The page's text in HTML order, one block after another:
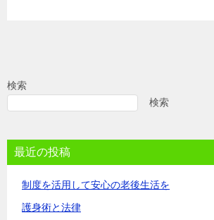
検索
検索
最近の投稿
制度を活用して安心の老後生活を
護身術と法律